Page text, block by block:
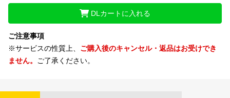
リセット
DLカートに入れる
ご注意事項
※サービスの性質上、 ご購入後のキャンセル・返品はお受けでき
ません。 ご了承ください。